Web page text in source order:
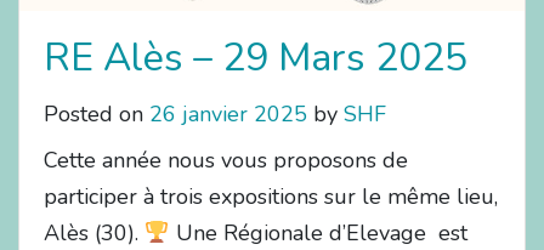
RE Alès – 29 Mars 2025
Posted on 26 janvier 2025 by SHF
Cette année nous vous proposons de
participer à trois expositions sur le même lieu,
Alès (30).
Une Régionale d’Elevage est